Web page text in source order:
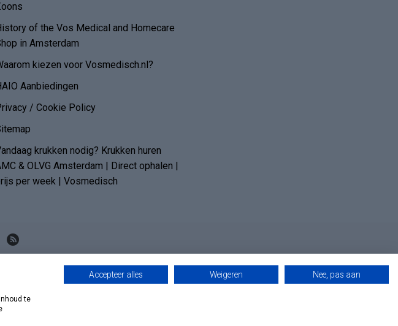
of the Vos Medical and Homecare
in Amsterdam
kiezen voor Vosmedisch.nl?
Aanbiedingen
/ Cookie Policy
krukken nodig? Krukken huren
& OLVG Amsterdam | Direct ophalen |
per week | Vosmedisch
A. Vos en Zoons B.V.
te
Accepteer alles Weigeren Nee, pas aan